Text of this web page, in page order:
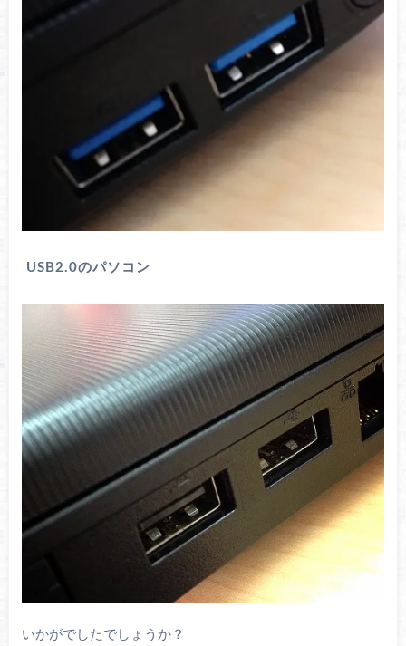
USB2.0のパソコン
いかがでしたでしょうか？